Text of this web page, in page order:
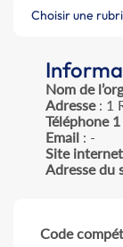
Choisir une
Nom de
Adresse: 1
Téléphone 1
Email: -
Site internet
Adresse du
Code